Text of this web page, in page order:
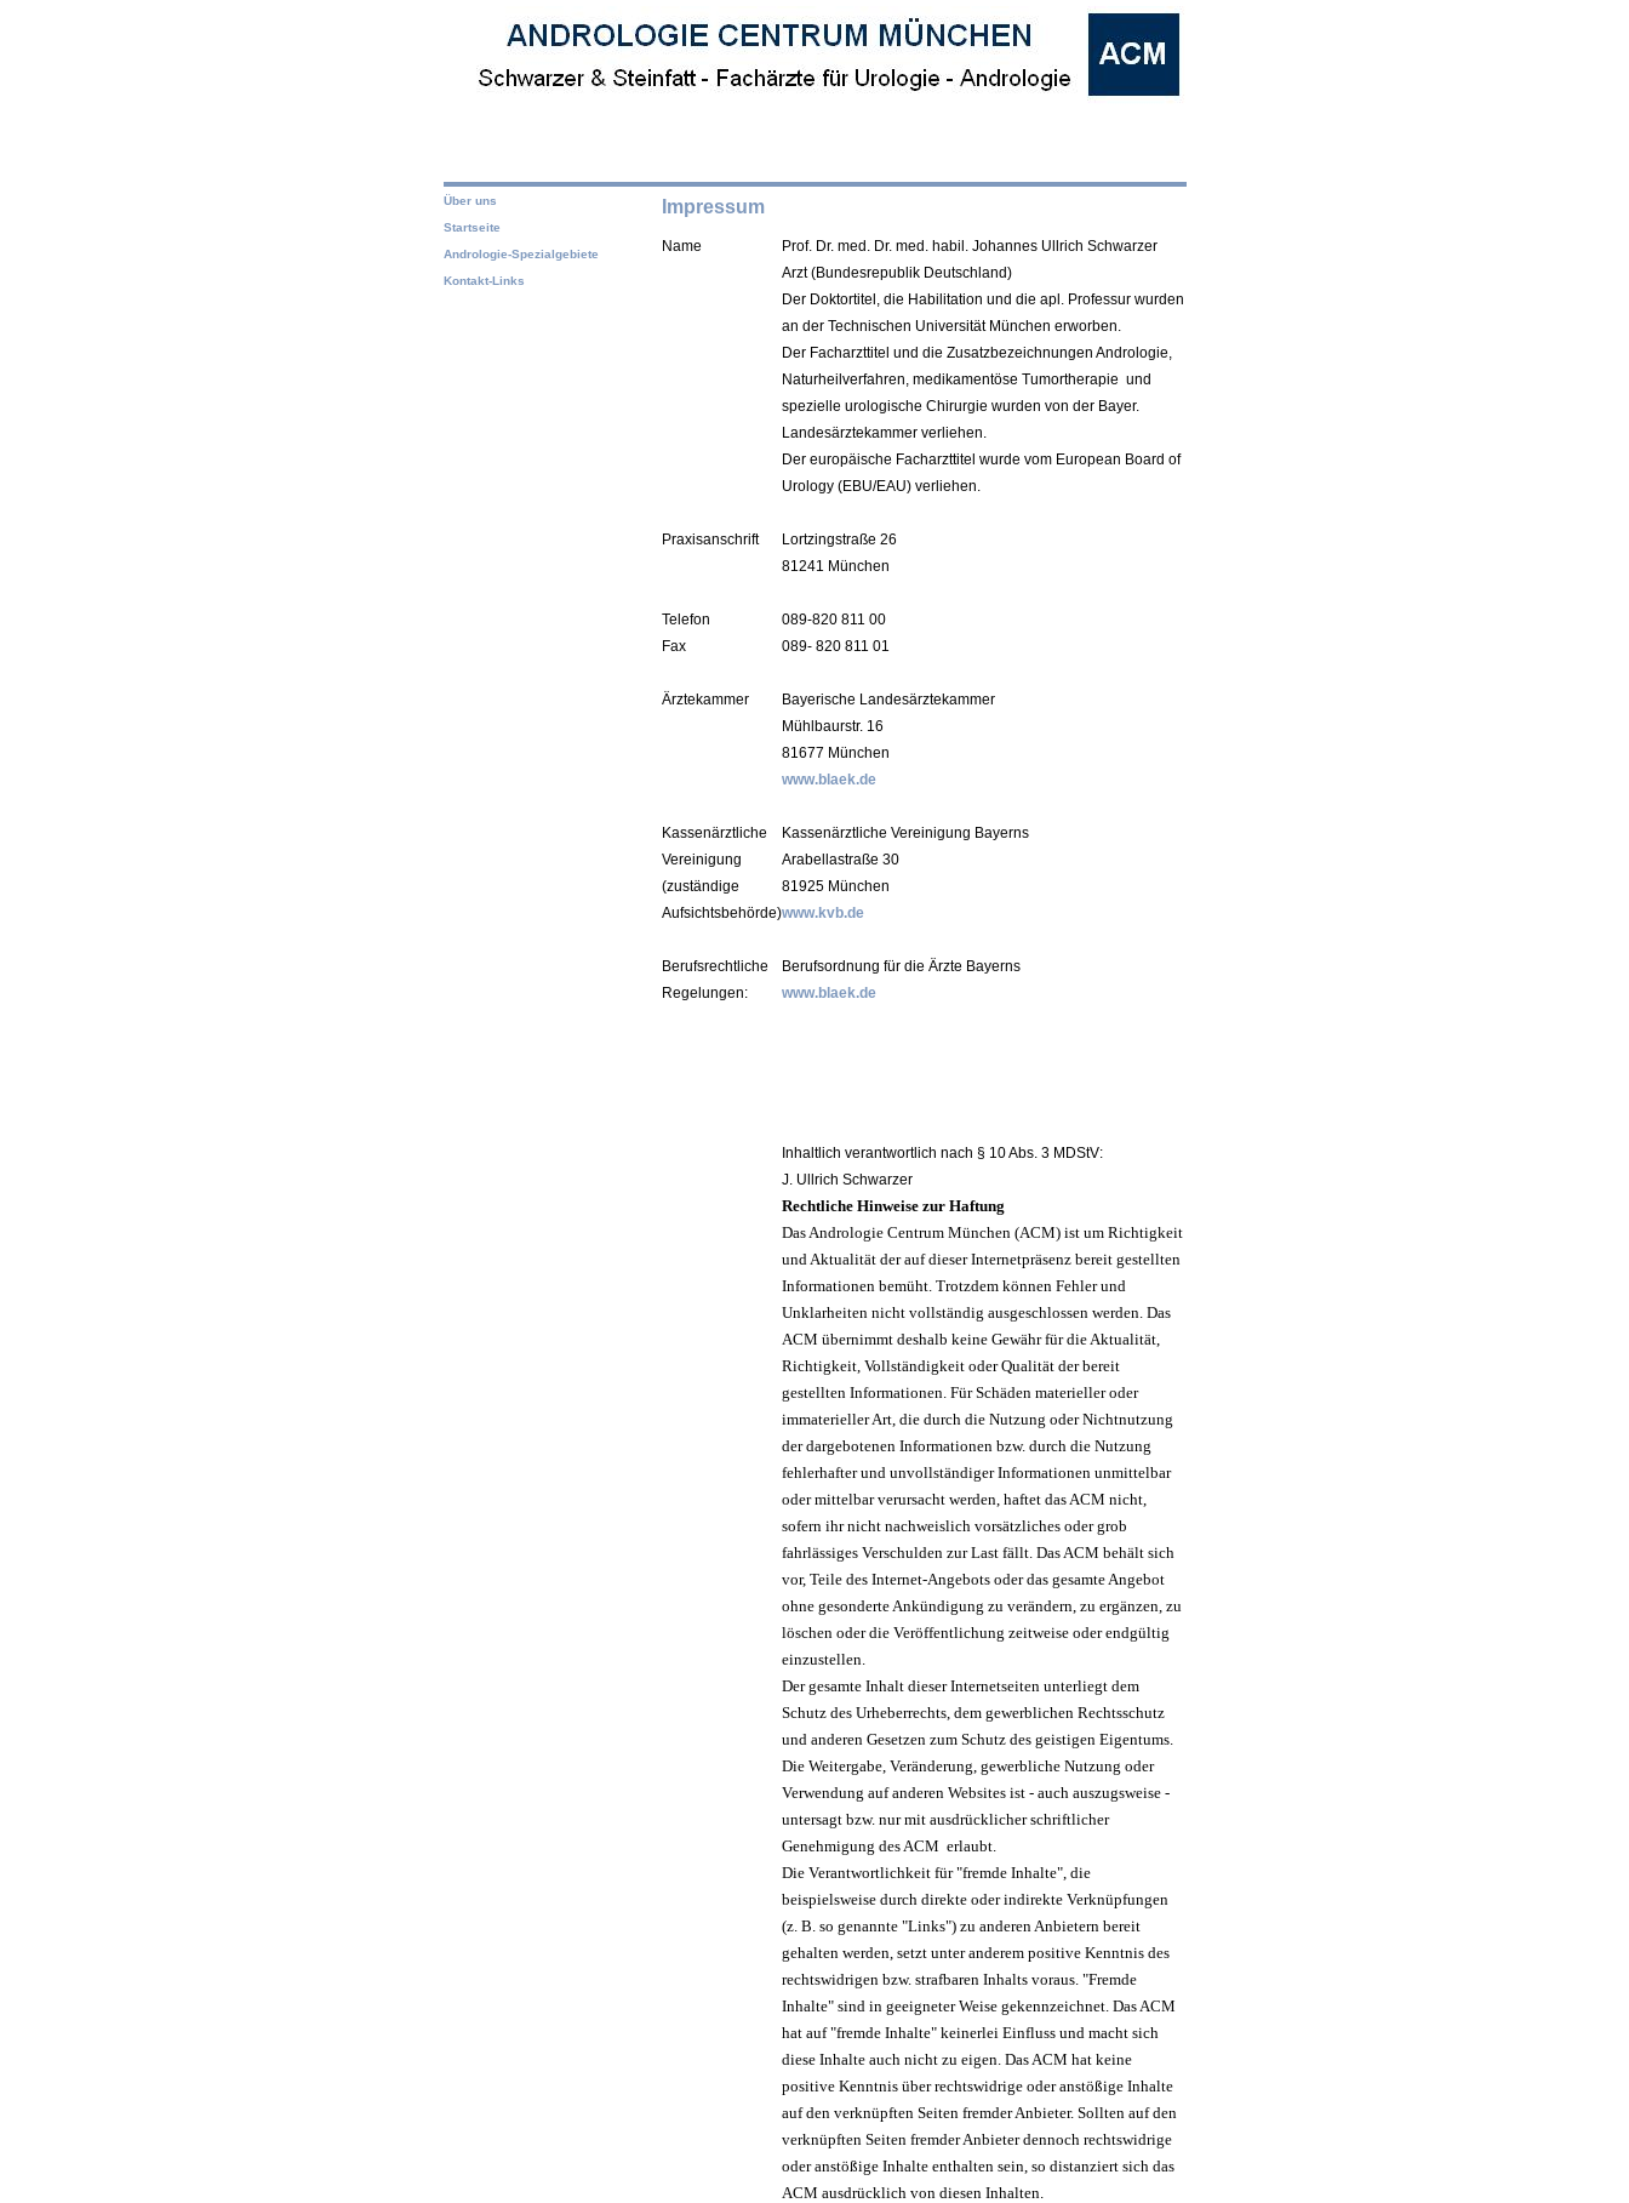
Über uns
Startseite
Andrologie-Spezialgebiete
Kontakt-Links
Impressum
Name
Prof. Dr. med. Dr. med. habil. Johannes Ullrich Schwarzer
Arzt (Bundesrepublik Deutschland)
Der Doktortitel, die Habilitation und die apl. Professurwurden
an der Technischen Universität München erworben.
Der Facharzttitel und die Zusatzbezeichnungen Andrologie,
Naturheilverfahren, medikamentöse Tumortherapie und
spezielle urologische Chirurgie wurden von der Bayer.
Landesärztekammer verliehen.
Der europäische Facharzttitel wurde vom European Board of
Urology (EBU/EAU) verliehen.
Praxisanschrift
Lortzingstraße 26
81241 München
Telefon
Fax
089-820 811 00
089- 820 811 01
Ärztekammer
Bayerische Landesärztekammer
Mühlbaurstr. 16
81677 München
www.blaek.de
Kassenärztliche
Vereinigung
(zuständige
Aufsichtsbehörde)
Kassenärztliche Vereinigung Bayerns
Arabellastraße 30
81925 München
www.kvb.de
Berufsrechtliche
Regelungen:
Berufsordnung für die Ärzte Bayerns
www.blaek.de
Inhaltlich verantwortlich nach § 10 Abs. 3 MDStV:
J. Ullrich Schwarzer
Rechtliche Hinweise zur Haftung
Das Andrologie Centrum München (ACM) ist um Richtigkeit
und Aktualität der auf dieser Internetpräsenz bereit gestellten
Informationen bemüht. Trotzdem können Fehler und
Unklarheiten nicht vollständig ausgeschlossen werden. Das
ACM übernimmt deshalb keine Gewähr für die Aktualität,
Richtigkeit, Vollständigkeit oder Qualität der bereit
gestellten Informationen. Für Schäden materieller oder
immaterieller Art, die durch die Nutzung oder Nichtnutzung
der dargebotenen Informationen bzw. durch die Nutzung
fehlerhafter und unvollständiger Informationen unmittelbar
oder mittelbar verursacht werden, haftet das ACM nicht,
sofern ihr nicht nachweislich vorsätzliches oder grob
fahrlässiges Verschulden zur Last fällt. Das ACM behält sich
vor, Teile des Internet-Angebots oder das gesamte Angebot
ohne gesonderte Ankündigung zu verändern, zu ergänzen, zu
löschen oder die Veröffentlichung zeitweise oder endgültig
einzustellen.
Der gesamte Inhalt dieser Internetseiten unterliegt dem
Schutz des Urheberrechts, dem gewerblichen Rechtsschutz
und anderen Gesetzen zum Schutz des geistigen Eigentums.
Die Weitergabe, Veränderung, gewerbliche Nutzung oder
Verwendung auf anderen Websites ist - auch auszugsweise -
untersagt bzw. nur mit ausdrücklicher schriftlicher
Genehmigung des ACM erlaubt.
Die Verantwortlichkeit für "fremde Inhalte", die
beispielsweise durch direkte oder indirekte Verknüpfungen
(z. B. so genannte "Links") zu anderen Anbietern bereit
gehalten werden, setzt unter anderem positive Kenntnis des
rechtswidrigen bzw. strafbaren Inhalts voraus. "Fremde
Inhalte" sind in geeigneter Weise gekennzeichnet. Das ACM
hat auf "fremde Inhalte" keinerlei Einfluss und macht sich
diese Inhalte auch nicht zu eigen. Das ACM hat keine
positive Kenntnis über rechtswidrige oder anstößige Inhalte
auf den verknüpften Seiten fremder Anbieter. Sollten auf den
verknüpften Seiten fremder Anbieter dennoch rechtswidrige
oder anstößige Inhalte enthalten sein, so distanziert sich das
ACM ausdrücklich von diesen Inhalten